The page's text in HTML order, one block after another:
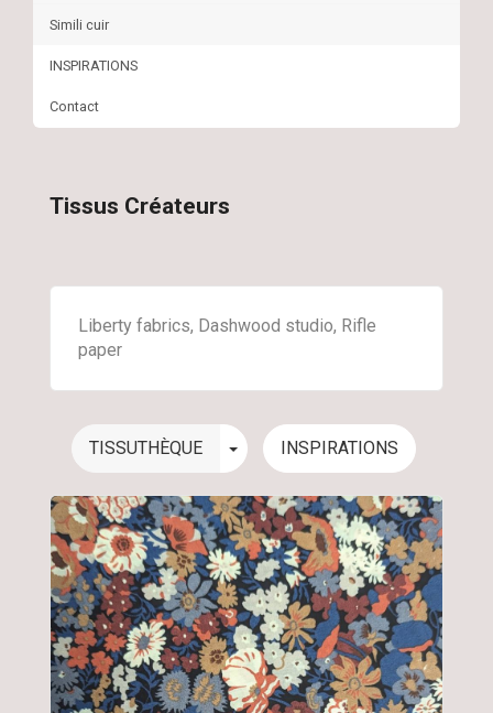
Simili cuir
INSPIRATIONS
Contact
Tissus Créateurs
Liberty fabrics, Dashwood studio, Rifle
paper
TISSUTHÈQUE Toggle Dropdown
INSPIRATIONS